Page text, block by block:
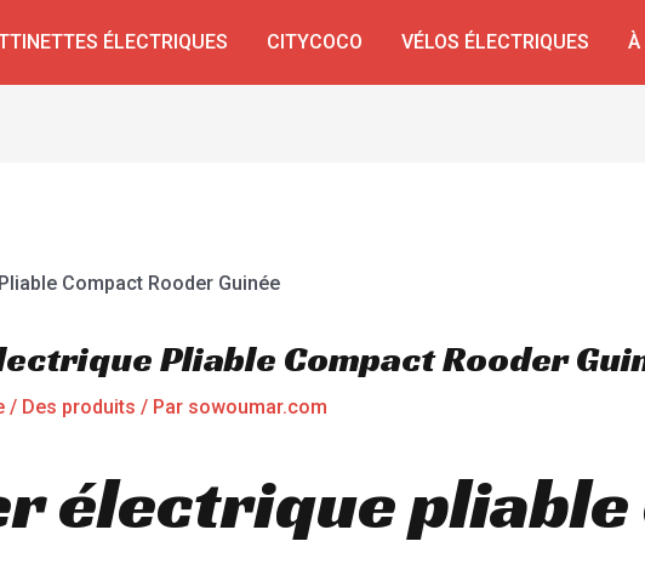
ÉLECTRIQUES CITYCOCO VÉLOS ÉLECTRIQUES À
Pliable Compact Rooder
/ Des produits / Par sowoumar.com
électrique pliable